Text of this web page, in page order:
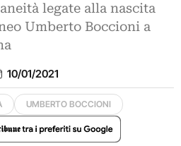
legate alla nascita
Umberto Boccioni a
10/01/2021
UMBERTO BOCCIONI